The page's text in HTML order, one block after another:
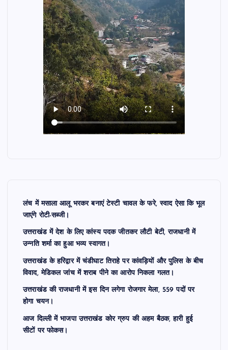
लंच में मसाला आलू भरकर बनाएं टेस्टी चावल के फरे, स्वाद ऐसा कि भूल
जाएंगे रोटी-सब्जी।
उत्तराखंड में देश के लिए कांस्य पदक जीतकर लौटी बेटी, राजधानी में
उन्नति शर्मा का हुआ भव्य स्वागत।
उत्तराखंड के हरिद्वार में चंडीघाट तिराहे पर कांवड़ियों और पुलिस के बीच
विवाद, मेडिकल जांच में शराब पीने का आरोप निकला गलत।
उत्तराखंड की राजधानी में इस दिन लगेगा रोजगार मेला, 559 पदों पर
होगा चयन।
आज दिल्ली में भाजपा उत्तराखंड कोर ग्रुप की अहम बैठक, हारी हुई
सीटों पर फोकस।